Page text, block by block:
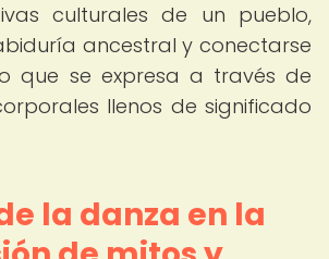
culturales de un pueblo,
ancestral y conectarse
que se expresa a través de
llenos de significado
la danza en la